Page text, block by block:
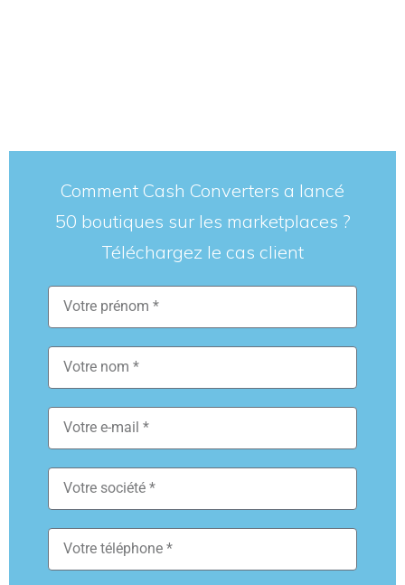
Comment Cash Converters a lancé
50 boutiques sur les marketplaces ?
Téléchargez le cas client